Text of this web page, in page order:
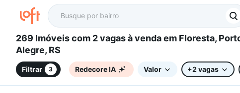
269 Imóveis com 2 vagas à venda em Floresta, Porto
Alegre, RS
Filtrar 3 Redecore IA Valor +2 vagas